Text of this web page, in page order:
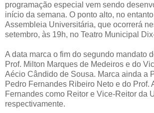
programação especial vem sendo
início da semana. O ponto alto, no
Assembleia Universitária, que ocorrerá
setembro, às 19h, no Teatro Municipal
A data marca o fim do segundo mandato
Prof. Milton Marques de Medeiros e do
Aécio Cândido de Sousa. Marca ainda a
Pedro Fernandes Ribeiro Neto e do Prof.
Fernandes como Reitor e Vice-Reitor da
respectivamente.